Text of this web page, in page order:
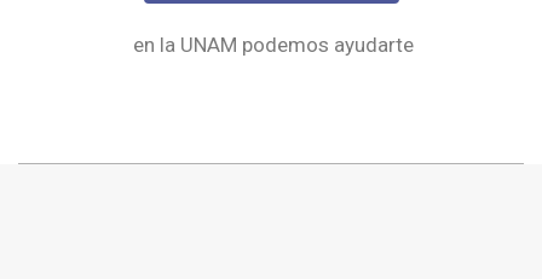
en la UNAM podemos ayudarte